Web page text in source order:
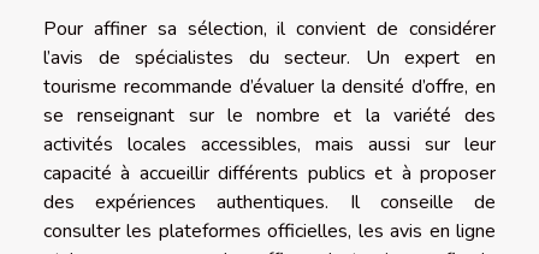
Pour affiner sa sélection, il convient de considérer
l’avis de spécialistes du secteur. Un expert en
tourisme recommande d’évaluer la densité d’offre, en
se renseignant sur le nombre et la variété des
activités locales accessibles, mais aussi sur leur
capacité à accueillir différents publics et à proposer
des expériences authentiques. Il conseille de
consulter les plateformes officielles, les avis en ligne